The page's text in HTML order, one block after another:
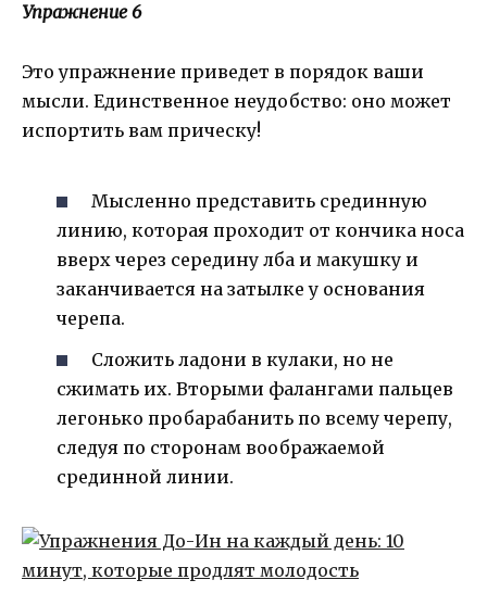
Упражнение 6
Это упражнение приведет в порядок ваши
мысли. Единственное неудобство: оно может
испортить вам прическу!
Мысленно представить срединную
линию, которая проходит от кончика носа
вверх через середину лба и макушку и
заканчивается на затылке у основания
черепа.
Сложить ладони в кулаки, но не
сжимать их. Вторыми фалангами пальцев
легонько пробарабанить по всему черепу,
следуя по сторонам воображаемой
срединной линии.